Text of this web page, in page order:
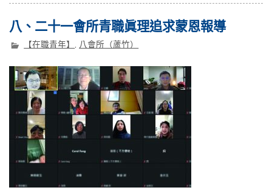
八、二十一會所青職眞理追求蒙恩報導
【在職青年】 , 八會所（蘆竹）